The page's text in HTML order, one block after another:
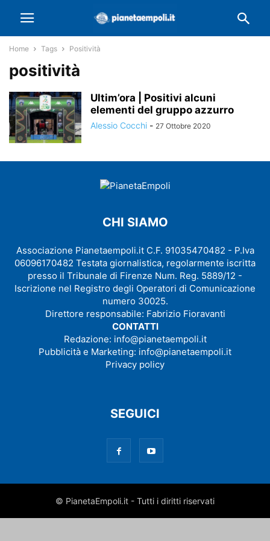
Home Tags Positività
positività
Ultim’ora | Positivi alcuni
elementi del gruppo azzurro
Alessio Cocchi - 27 Ottobre 2020
CHI SIAMO
Associazione Pianetaempoli.it C.F. 91035470482 - P.Iva
06096170482 Testata giornalistica, regolarmente iscritta
presso il Tribunale di Firenze Num. Reg. 5889/12 -
Iscrizione nel Registro degli Operatori di Comunicazione
numero 30025.
Direttore responsabile: Fabrizio Fioravanti
CONTATTI
Redazione: info@pianetaempoli.it
Pubblicità e Marketing: info@pianetaempoli.it
Privacy policy
SEGUICI
© PianetaEmpoli.it - Tutti i diritti riservati